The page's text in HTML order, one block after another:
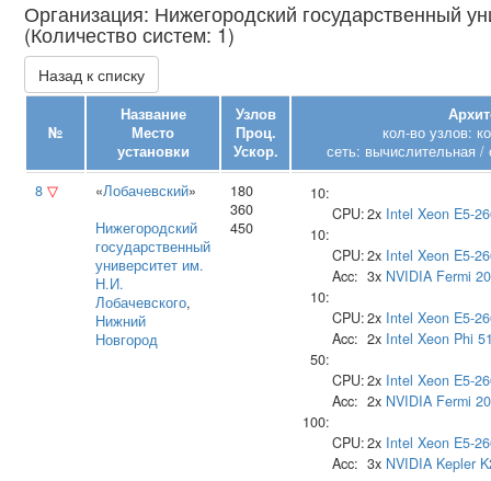
Организация: Нижегородский государственный
(Количество систем: 1)
Назад к списку
№
Название
Место
установки
Узлов
Проц.
Ускор.
кол-во узлов:
сеть: вычислительная /
8 ▽ «Лобачевский»
Нижегородский
государственный
университет им.
Н.И.
Лобачевского,
Нижний
Новгород
180
360
450
10:
CPU:2x Intel Xeon E5-
10:
CPU:2x Intel Xeon E5-
Acc: 3x NVIDIA Fermi
10:
CPU:2x Intel Xeon E5-
Acc: 2x Intel Xeon Phi
50:
CPU:2x Intel Xeon E5-
Acc: 2x NVIDIA Fermi
100:
CPU:2x Intel Xeon E5-
Acc: 3x NVIDIA Kepler